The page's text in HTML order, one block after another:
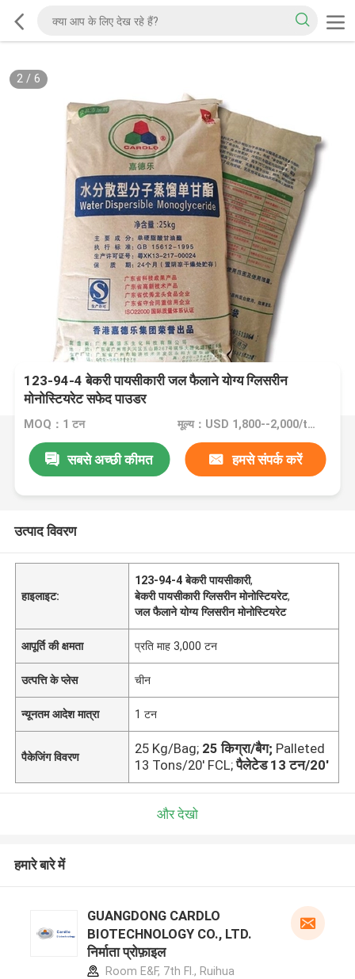
2/ 6
123-94-4 बेकरी पायसीकारी जल फैलाने योग्य ग्लिसरीन
मोनोस्टियरेट सफेद पाउडर
MOQ：1 टन मूल्य：USD 1,800--2,000/ton FOB Port Guangzhou, China
सबसे अच्छी कीमत हमसे संपर्क करें
उत्पाद विवरण
हाइलाइट:
123-94-4 बेकरी पायसीकारी,
बेकरी पायसीकारी ग्लिसरीन मोनोस्टियरेट,
जल फैलाने योग्य ग्लिसरीन मोनोस्टियरेट
आपूर्ति की क्षमता प्रति माह 3,000 टन
उत्पत्ति के प्लेस चीन
न्यूनतम आदेश मात्रा 1 टन
पैकेजिंग विवरण
25 Kg/Bag; 25 किग्रा/बैग; Palleted
13 Tons/20' FCL; पैलेटेड 13 टन/20'
और देखो
हमारे बारे में
GUANGDONG CARDLO
BIOTECHNOLOGY CO., LTD.
निर्माता प्रोफ़ाइल
Room E&F, 7th Fl., Ruihua